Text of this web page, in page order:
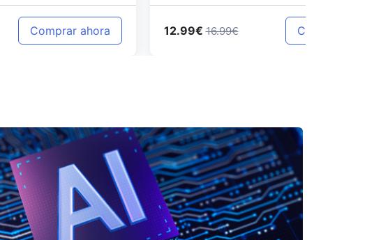
12.99€ 16.99€ Comprar ahora